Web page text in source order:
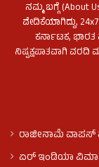
ನಮ್ಮ ಬಗ್ಗೆ (About
ವೇದಿಕೆಯಾಗಿದ್ದು,
ಕರ್ನಾಟಕ, ಭಾರತ
ನಿಷ್ಪಕ್ಷಪಾತವಾಗಿ ವರದಿ
ರಾಜೀನಾಮೆ
ಏರ್ ಇಂಡಿಯಾ ವಿಮಾನ